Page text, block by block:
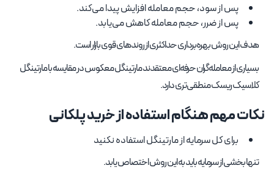
پس از سود، حجم معامله افزایش پیدا می‌کند.
پس از ضرر، حجم معامله کاهش می‌یابد.
هدف این روش بهره‌برداری حداکثری از روندهای قوی بازار است.
بسیاری از معامله‌گران حرفه‌ای معتقدند مارتینگل معکوس در مقایسه با مارتینگل
کلاسیک ریسک منطقی‌تری دارد.
نکات مهم هنگام استفاده از خرید پلکانی
برای کل سرمایه از مارتینگل استفاده نکنید
تنها بخشی از سرمایه باید به این روش اختصاص یابد.